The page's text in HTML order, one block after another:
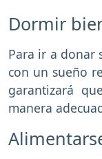
Dormir
Para ir a donar
con un sueño
garantizará
manera